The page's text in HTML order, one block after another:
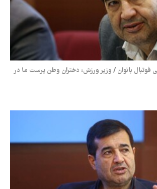
بانوان / وزیر ورزش: دختران وطن پرست ما در